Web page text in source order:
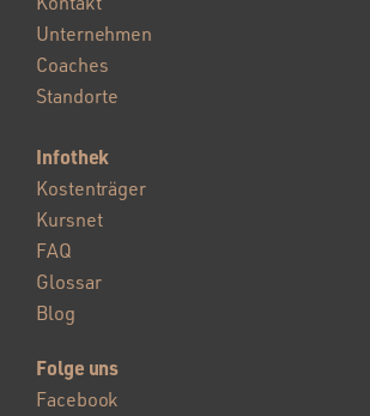
Unternehmen
Coaches
Standorte
Infothek
Kostenträger
Kursnet
FAQ
Glossar
Blog
Folge uns
Facebook